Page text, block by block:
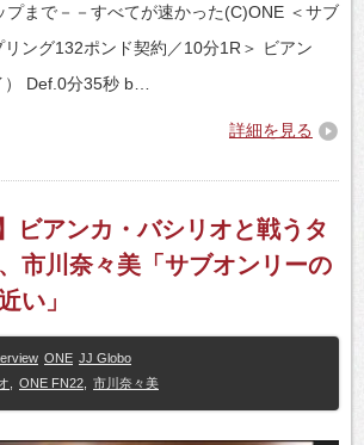
プまで－－すべてが速かった(C)ONE ＜サブ
リング132ポンド契約／10分1R＞ ビアン
Def.0分35秒 b…
詳細を見る
ビアンカ・バシリオと戦うタ
市川奈々美「サブオンリーの
い」
ONE JJ Globo
ONE FN22 市川奈々美